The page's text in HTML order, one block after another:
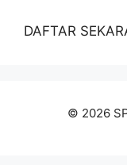
DAFTAR
© 2026